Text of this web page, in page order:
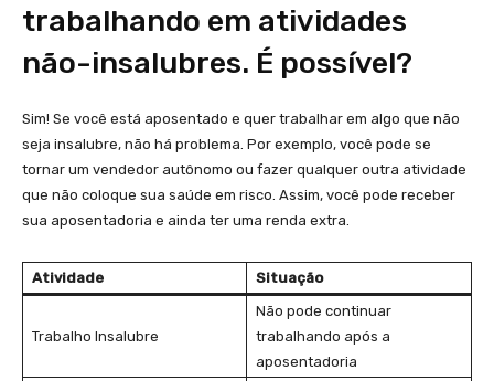
trabalhando em atividades
não-insalubres. É possível?
Sim! Se você está aposentado e quer trabalhar em algo que não
seja insalubre, não há problema. Por exemplo, você pode se
tornar um vendedor autônomo ou fazer qualquer outra atividade
que não coloque sua saúde em risco. Assim, você pode receber
sua aposentadoria e ainda ter uma renda extra.
Atividade Situação
Trabalho Insalubre
Não pode continuar
trabalhando após a
aposentadoria